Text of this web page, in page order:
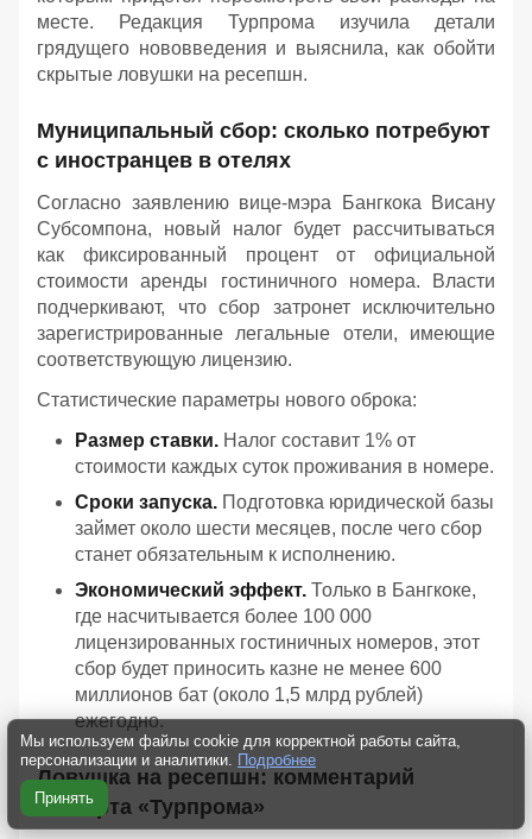
месте. Редакция Турпрома изучила детали
грядущего нововведения и выяснила, как обойти
скрытые ловушки на ресепшн.
Муниципальный сбор: сколько потребуют
с иностранцев в отелях
Согласно заявлению вице-мэра Бангкока Висану
Субсомпона, новый налог будет рассчитываться
как фиксированный процент от официальной
стоимости аренды гостиничного номера. Власти
подчеркивают, что сбор затронет исключительно
зарегистрированные легальные отели, имеющие
соответствующую лицензию.
Статистические параметры нового оброка:
Размер ставки. Налог составит 1% от
стоимости каждых суток проживания в номере.
Сроки запуска. Подготовка юридической базы
займет около шести месяцев, после чего сбор
станет обязательным к исполнению.
Экономический эффект. Только в Бангкоке,
где насчитывается более 100 000
лицензированных гостиничных номеров, этот
сбор будет приносить казне не менее 600
миллионов бат (около 1,5 млрд рублей)
ежегодно.
Ловушка на ресепшн: комментарий
эксперта «Турпрома»
Мы используем файлы cookie для корректной работы сайта,
персонализации и аналитики. Подробнее
Принять